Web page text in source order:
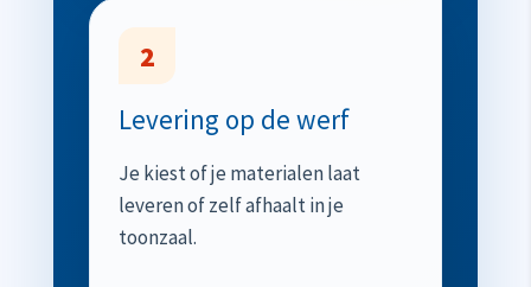
2
Levering op de werf
Je kiest of je materialen laat
leveren of zelf afhaalt in je
toonzaal.